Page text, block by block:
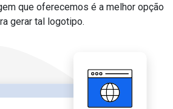
que oferecemos é a melhor opção
gerar tal logotipo.